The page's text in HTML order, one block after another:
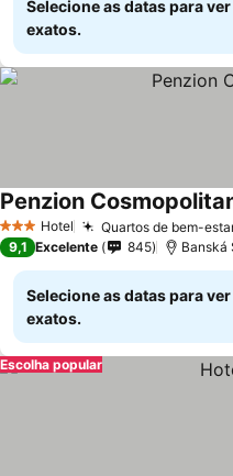
Selecione as datas para
exatos.
3 EstrelasHotel Quartos de bem-
Penzion
9,1 Excelente 845 Banská
Selecione as datas para
exatos.
Escolha popular